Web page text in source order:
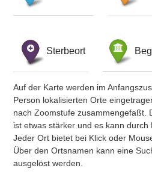
Sterbeort
Auf der Karte werden im
Person lokalisierten Orte
nach Zoomstufe zusammengefaßt.
ist etwas stärker und es kann durch
Jeder Ort bietet bei Klick oder
Über den Ortsnamen kann eine
ausgelöst werden.